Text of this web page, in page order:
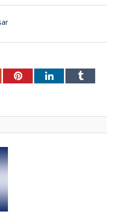
PinterestLinkedInTumblr